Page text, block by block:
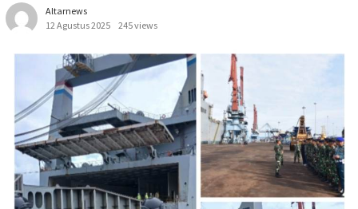
Altarnews
12 Agustus 2025
245 views